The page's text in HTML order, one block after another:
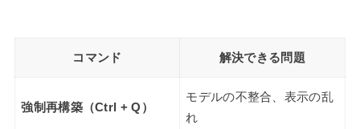
コマンド 解決できる問題
強制再構築（Ctrl + Q）
モデルの不整合、表示の乱
れ